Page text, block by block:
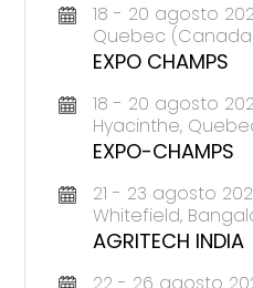
18 - 20 agosto
Quebec
EXPO CHAMPS
18 - 20 agosto
Hyacinthe,
EXPO-CHAMPS
21 - 23 agosto
Whitefield,
AGRITECH INDIA